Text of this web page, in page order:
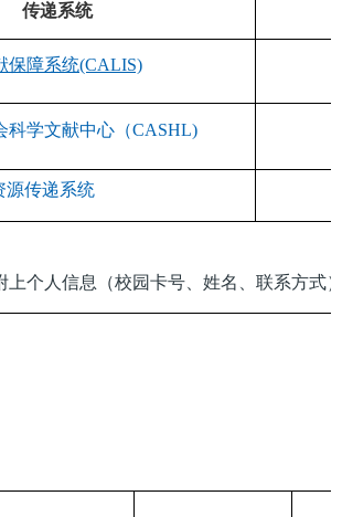
传递系统
保障系统(CALIS)
科学文献中心（CASHL)
源传递系统
上个人信息（校园卡号、姓名、联系方式